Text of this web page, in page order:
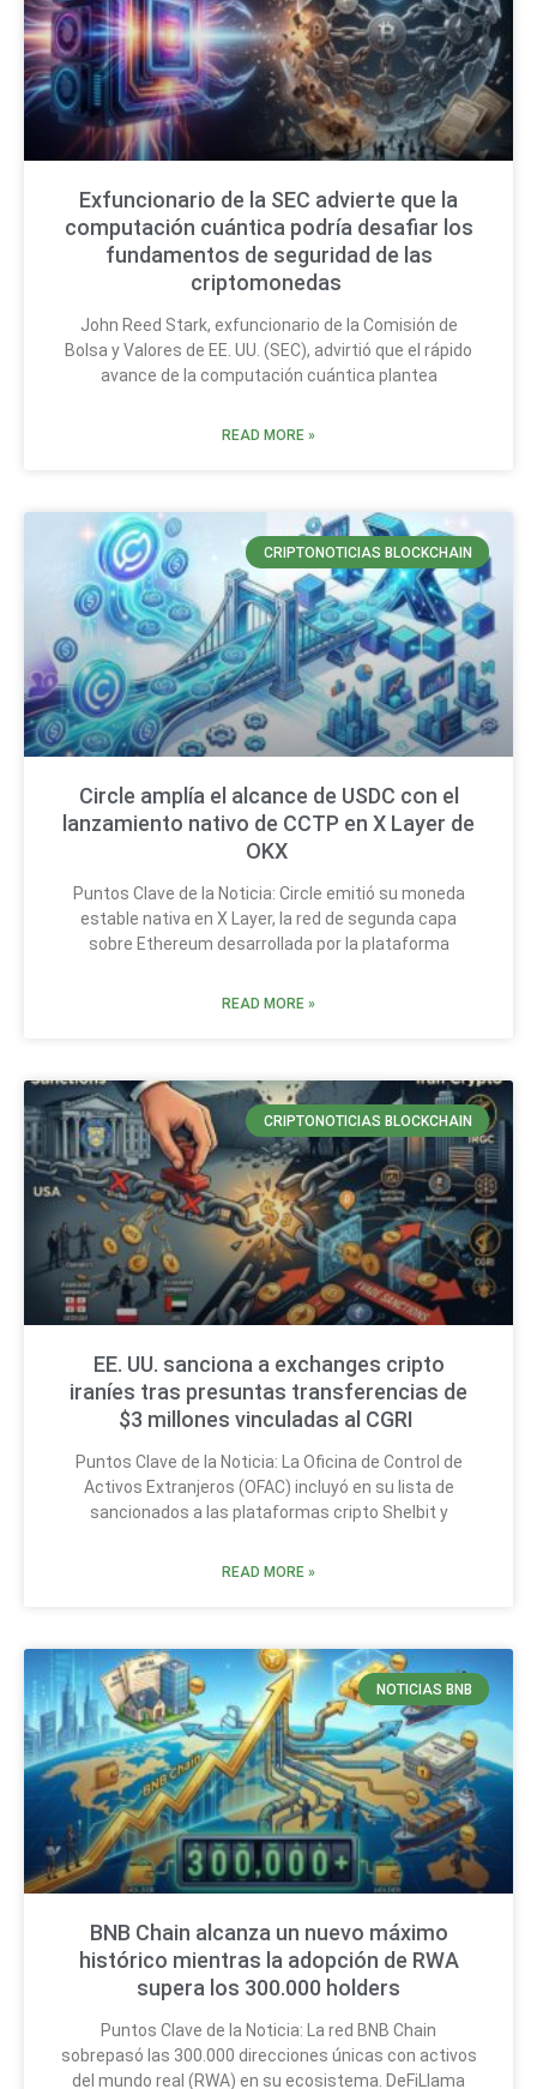
Exfuncionario de la SEC advierte que la
computación cuántica podría desafiar los
fundamentos de seguridad de las
criptomonedas
John Reed Stark, exfuncionario de la Comisión de
Bolsa y Valores de EE. UU. (SEC), advirtió que el rápido
avance de la computación cuántica plantea
READ MORE »
CRIPTONOTICIAS BLOCKCHAIN
Circle amplía el alcance de USDC con el
lanzamiento nativo de CCTP en X Layer de
OKX
Puntos Clave de la Noticia: Circle emitió su moneda
estable nativa en X Layer, la red de segunda capa
sobre Ethereum desarrollada por la plataforma
READ MORE »
CRIPTONOTICIAS BLOCKCHAIN
EE. UU. sanciona a exchanges cripto
iraníes tras presuntas transferencias de
$3 millones vinculadas al CGRI
Puntos Clave de la Noticia: La Oficina de Control de
Activos Extranjeros (OFAC) incluyó en su lista de
sancionados a las plataformas cripto Shelbit y
READ MORE »
NOTICIAS BNB
BNB Chain alcanza un nuevo máximo
histórico mientras la adopción de RWA
supera los 300.000 holders
Puntos Clave de la Noticia: La red BNB Chain
sobrepasó las 300.000 direcciones únicas con activos
del mundo real (RWA) en su ecosistema. DeFiLlama